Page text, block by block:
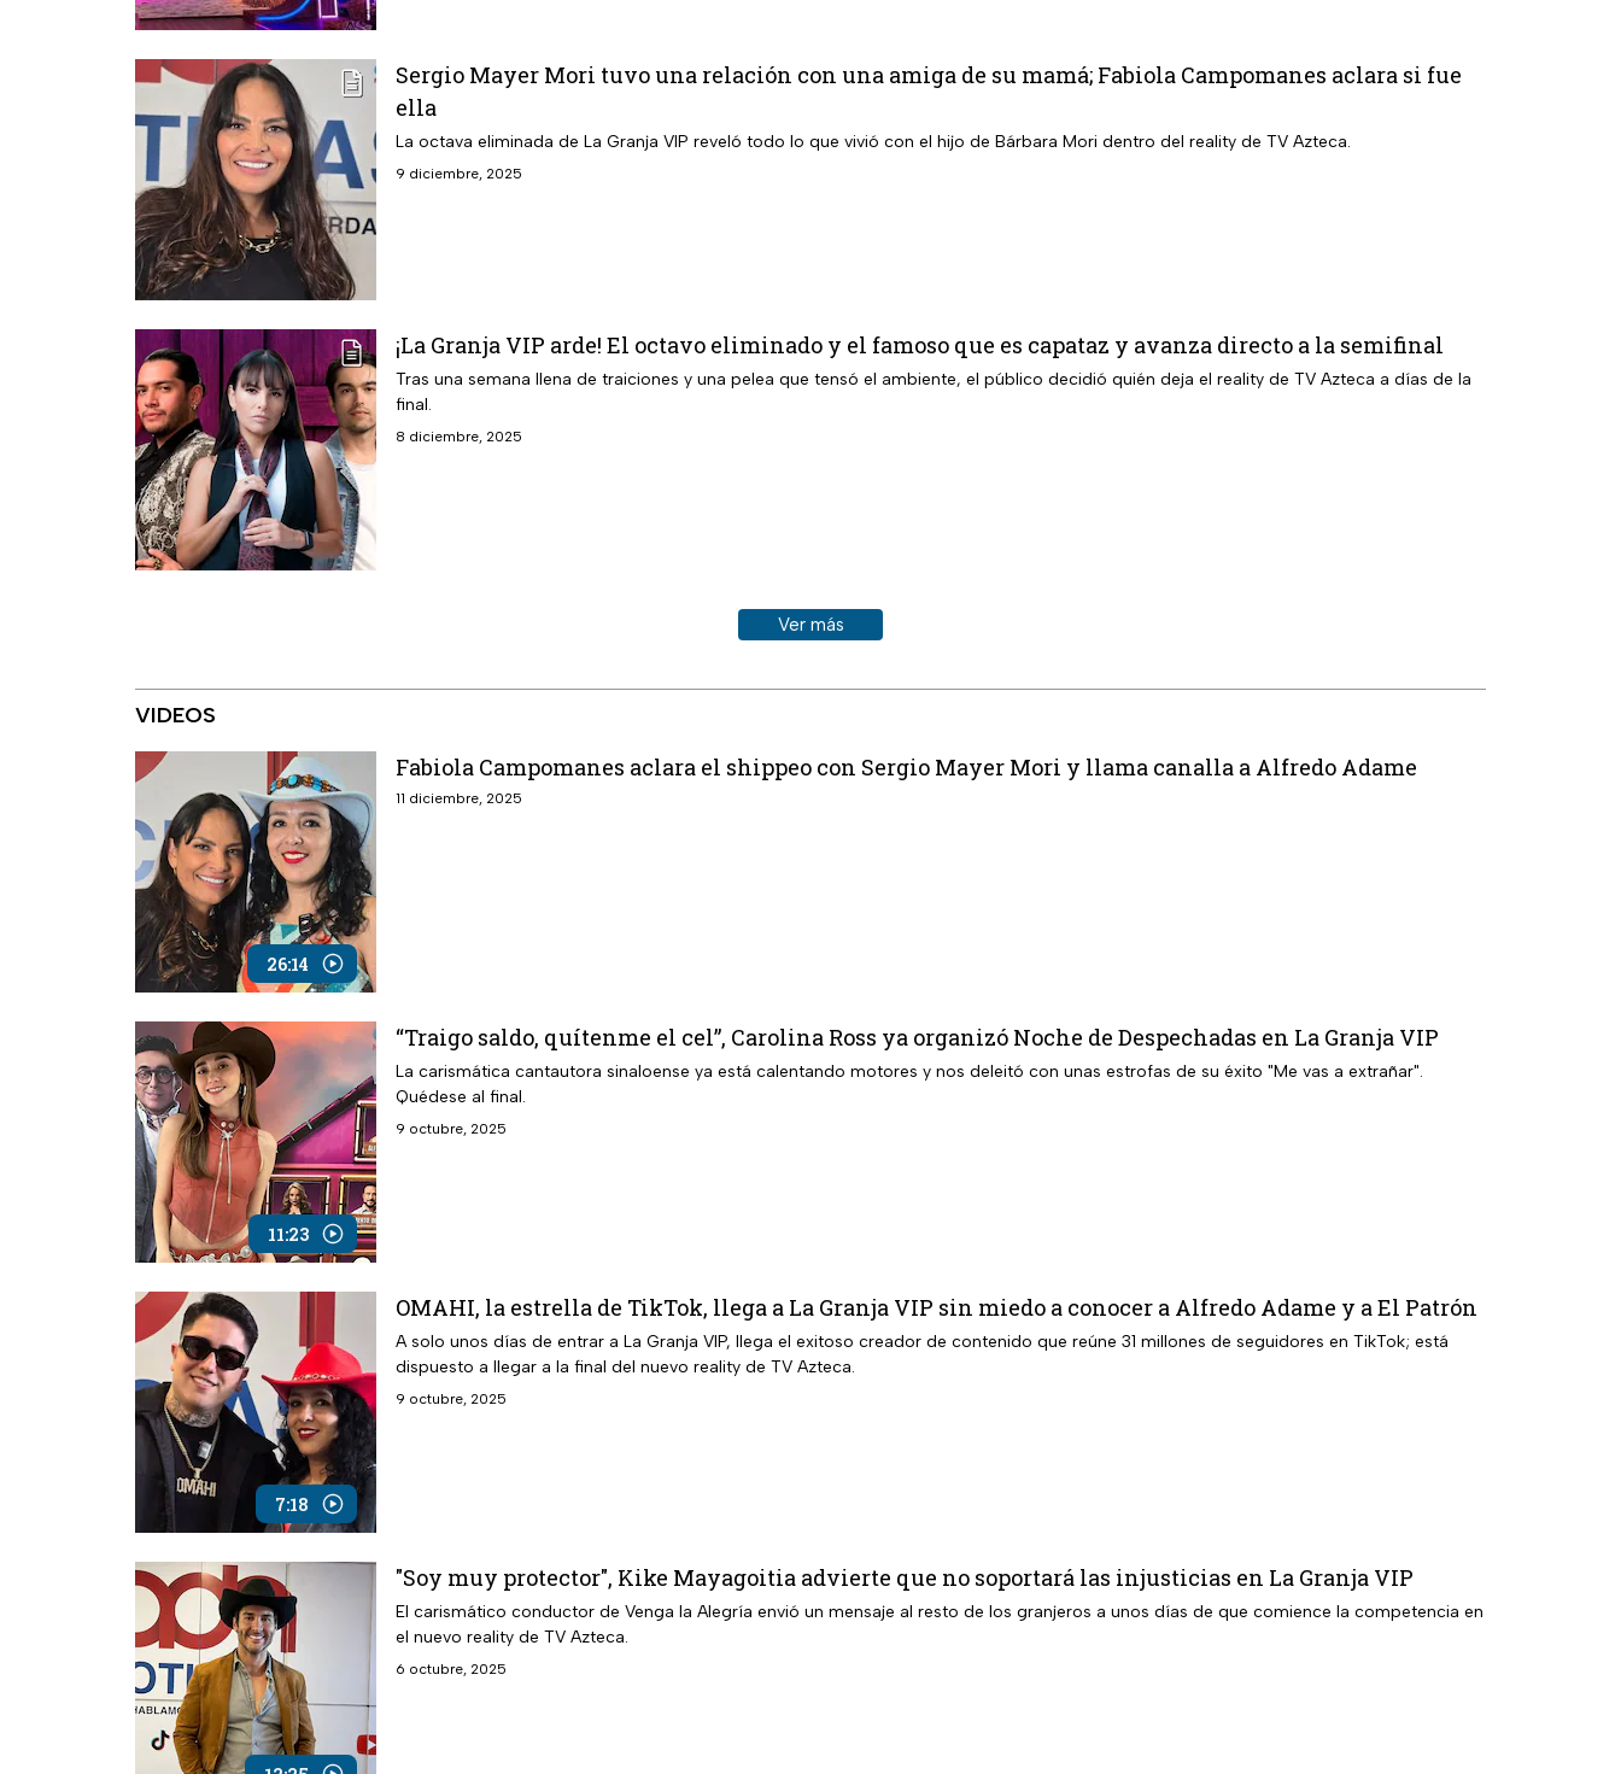
Sergio Mayer Mori tuvo una relación con una amiga de su mamá; Fabiola Campomanes aclara si fue
ella
La octava eliminada de La Granja VIP reveló todo lo que vivió con el hijo de Bárbara Mori dentro del reality de TV Azteca.
9 diciembre, 2025
¡La Granja VIP arde! El octavo eliminado y el famoso que es capataz y avanza directo a la semifinal
Tras una semana llena de traiciones y una pelea que tensó el ambiente, el público decidió quién deja el reality de TV Azteca a días de la
final.
8 diciembre, 2025
Ver más historias sobre este tema
Ver más
VIDEOS
26:14
Fabiola Campomanes aclara el shippeo con Sergio Mayer Mori y llama canalla a Alfredo Adame
11 diciembre, 2025
11:23
“Traigo saldo, quítenme el cel”, Carolina Ross ya organizó Noche de Despechadas en La Granja VIP
La carismática cantautora sinaloense ya está calentando motores y nos deleitó con unas estrofas de su éxito "Me vas a extrañar".
Quédese al final.
9 octubre, 2025
7:18
OMAHI, la estrella de TikTok, llega a La Granja VIP sin miedo a conocer a Alfredo Adame y a El Patrón
A solo unos días de entrar a La Granja VIP, llega el exitoso creador de contenido que reúne 31 millones de seguidores en TikTok; está
dispuesto a llegar a la final del nuevo reality de TV Azteca.
9 octubre, 2025
"Soy muy protector", Kike Mayagoitia advierte que no soportará las injusticias en La Granja VIP
El carismático conductor de Venga la Alegría envió un mensaje al resto de los granjeros a unos días de que comience la competencia en
el nuevo reality de TV Azteca.
6 octubre, 2025